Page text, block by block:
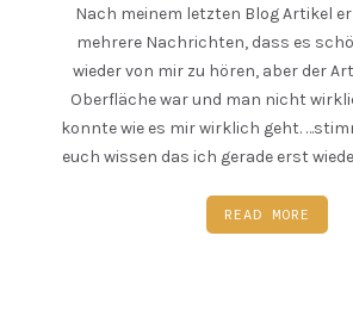
Nach meinem letzten Blog Artikel
mehrere Nachrichten, dass es
wieder von mir zu hören, aber der
Oberfläche war und man nicht
konnte wie es mir wirklich geht.
euch wissen das ich gerade erst
READ MORE